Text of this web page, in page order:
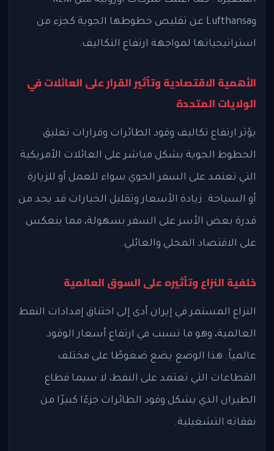
وLufthansa عن تقليص خطوطها الجوية كجزء من
استراتيجياتها لمواجهة ارتفاع التكاليف.
الأهمية الاقتصادية وتأثير القرار على العائلات في
الولايات المتحدة
يؤثر ارتفاع تكاليف وقود الطائرات وقرارات تعليق
الخطوط الجوية بشكل مباشر على العائلات الأمريكية
التي تعتمد على السفر الجوي سواء للعمل أو للزيارة
أو السياحة. زيادة الأسعار وتقليل الخيارات قد يحد من
قدرة بعض الأسر على السفر بسهولة، مما ينعكس
على الاقتصاد المحلي والعائلي.
خلفية النزاع وتأثيره على السوق العالمية
النزاع المستمر في إيران أدى إلى اختناق إمدادات النفط
العالمية، وهو ما تسبب في ارتفاع أسعار الوقود
عالمياً. هذا الوضع يضع ضغوطًا على مختلف
القطاعات التي تعتمد على النفط، لا سيما قطاع
الطيران الذي يشكل وقود الطائرات جزءًا كبيرًا من
نفقاته التشغيلية.